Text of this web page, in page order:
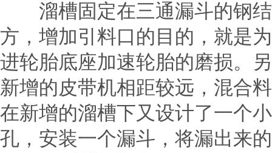
溜槽固定在三通漏斗的钢结
方，增加引料口的目的，就是
进轮胎底座加速轮胎的磨损。
新增的皮带机相距较远，混合
在新增的溜槽下又设计了一个
孔，安装一个漏斗，将漏出来